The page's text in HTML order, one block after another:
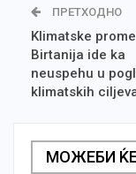
ПРЕТХОДНО
Klimatske
Birtanija ide ka
neuspehu u
klimatskih
МОЖЕБИ